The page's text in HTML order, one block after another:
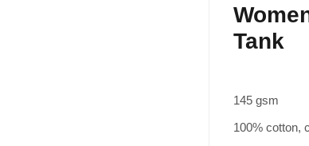
Tank
145 gsm
100% cotton,